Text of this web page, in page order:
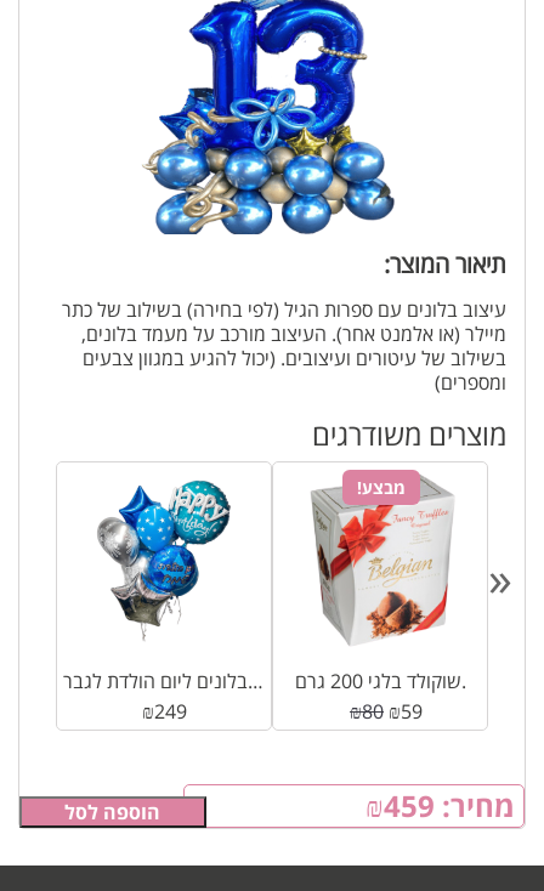
תיאור המוצר:
עיצוב בלונים עם ספרות הגיל (לפי בחירה) בשילוב של כתר
מיילר (או אלמנט אחר). העיצוב מורכב על מעמד בלונים,
בשילוב של עיטורים ועיצובים. (יכול להגיע במגוון צבעים
ומספרים)
מחיר: ₪459 הוספה לסל
מוצרים משודרגים
אשכול בלונים ליום הולדת לגבר
₪249
מבצע!
שוקולד בלגי 200 גרם.
₪80 ₪59
«